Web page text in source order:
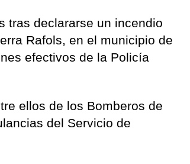
tras declararse un incendio
Rafols, en el municipio de
efectivos de la Policía
ellos de los Bomberos de
del Servicio de